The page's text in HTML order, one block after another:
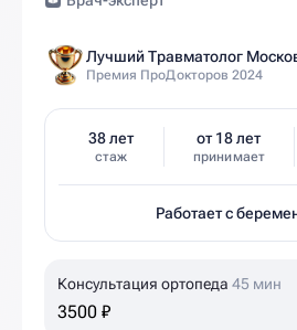
Лучший Травматолог
Премия ПроДокторов 2024
38 лет
стаж
от 18 лет
принимает
Работает с
Консультация ортопеда 45 мин
3500 ₽